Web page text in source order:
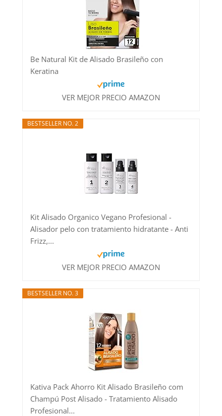
Be Natural Kit de Alisado Brasileño con
Keratina
VER MEJOR PRECIO AMAZON
BESTSELLER NO. 2
Kit Alisado Organico Vegano Profesional -
Alisador pelo con tratamiento hidratante - Anti
Frizz,...
VER MEJOR PRECIO AMAZON
BESTSELLER NO. 3
Kativa Pack Ahorro Kit Alisado Brasileño com
Champú Post Alisado - Tratamiento Alisado
Profesional...